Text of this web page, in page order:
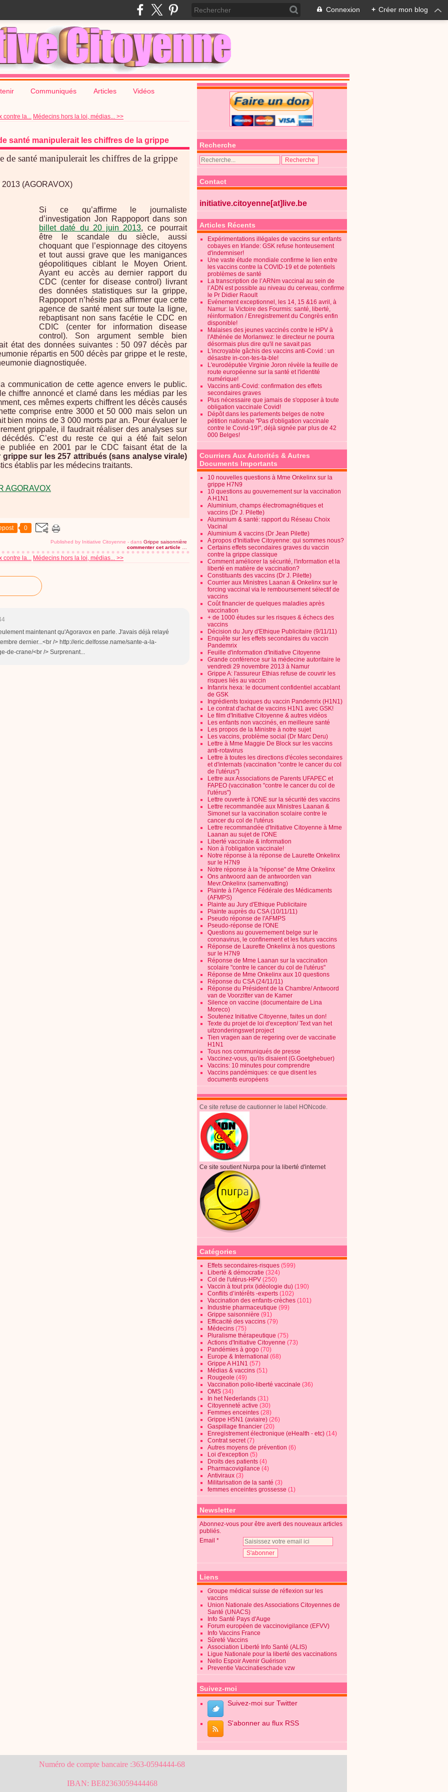
Connexion + Créer mon blog
Communiqués Articles Vidéos
contre la... Médecins hors la loi, médias... >>
santé manipulerait les chiffres de la grippe
de santé manipulerait les chiffres de la grippe
(AGORAVOX)
Si ce qu’affirme le journaliste
d’investigation Jon Rappoport dans son
billet daté du 20 juin 2013, ce pourrait
être le scandale du siècle, aussi
choquant que l’espionnage des citoyens
et tout aussi grave que les manigances
géopolitiques ciblant le Moyen Orient.
Ayant eu accès au dernier rapport du
CDC (center for disease control) livrant
des données statistiques sur la grippe,
Rappoport n’hésite pas affirmer que cette
agence de santé ment sur toute la ligne,
rebaptisant non sans facétie le CDC en
CDIC (center for information disease
control). Son argument semble bien
état des données suivantes : 50 097 décès par
répartis en 500 décès par grippe et le reste,
diagnostiquée.
communication de cette agence envers le public.
chiffre annoncé et clamé dans les médias par les
ces mêmes experts chiffrent les décès causés
comprise entre 3000 et 50 000 mais selon un
bien moins de 3 000 morts par an. Pour évaluer le
grippale, il faudrait réaliser des analyses sur
C’est du reste ce qui a été fait selon
publiée en 2001 par le CDC faisant état de la
grippe sur les 257 attribués (sans analyse virale)
établis par les médecins traitants.
AGORAVOX
0
Published by Initiative Citoyenne - dans Grippe saisonnière
commenter cet article
contre la... Médecins hors la loi, médias... >>
maintenant qu'Agoravox en parle. J'avais déjà relayé
dernier...<br /> http://eric.delfosse.name/sante-a-la-
de-crane/<br /> Surprenant...
Recherche
Contact
initiative.citoyenne[at]live.be
Articles Récents
Expérimentations illégales de vaccins sur enfants
cobayes en Irlande: GSK refuse honteusement
d'indemniser!
Une vaste étude mondiale confirme le lien entre
les vaccins contre la COVID-19 et de potentiels
problèmes de santé
La transcription de l’ARNm vaccinal au sein de
l’ADN est possible au niveau du cerveau, confirme
le Pr Didier Raoult
Evénement exceptionnel, les 14, 15 &16 avril, à
Namur: la Victoire des Fourmis: santé, liberté,
réinformation / Enregistrement du Congrès enfin
disponible!
Malaises des jeunes vaccinés contre le HPV à
l'Athénée de Morlanwez: le directeur ne pourra
désormais plus dire qu'il ne savait pas
L'incroyable gâchis des vaccins anti-Covid : un
désastre in-con-tes-ta-ble!
L'eurodéputée Virginie Joron révèle la feuille de
route européenne sur la santé et l'identité
numérique!
Vaccins anti-Covid: confirmation des effets
secondaires graves
Plus nécessaire que jamais de s'opposer à toute
obligation vaccinale Covid!
Dépôt dans les parlements belges de notre
pétition nationale "Pas d'obligation vaccinale
contre le Covid-19!", déjà signée par plus de 42
000 Belges!
Courriers Aux Autorités & Autres
Documents Importants
10 nouvelles questions à Mme Onkelinx sur la
grippe H7N9
10 questions au gouvernement sur la vaccination
A H1N1
Aluminium, champs électromagnétiques et
vaccins (Dr J. Pilette)
Aluminium & santé: rapport du Réseau Choix
Vacinal
Aluminium & vaccins (Dr Jean Pilette)
A propos d'Initiative Citoyenne: qui sommes nous?
Certains effets secondaires graves du vaccin
contre la grippe classique
Comment améliorer la sécurité, l'information et la
liberté en matière de vaccination?
Constituants des vaccins (Dr J. Pilette)
Courrier aux Ministres Laanan & Onkelinx sur le
forcing vaccinal via le remboursement sélectif de
vaccins
Coût financier de quelques maladies après
vaccination
+ de 1000 études sur les risques & échecs des
vaccins
Décision du Jury d'Ethique Publicitaire (9/11/11)
Enquête sur les effets secondaires du vaccin
Pandemrix
Feuille d'information d'Initiative Citoyenne
Grande conférence sur la médecine autoritaire le
vendredi 29 novembre 2013 à Namur
Grippe A: l'assureur Ethias refuse de couvrir les
risques liés au vaccin
Infanrix hexa: le document confidentiel accablant
de GSK
Ingrédients toxiques du vaccin Pandemrix (H1N1)
Le contrat d'achat de vaccins H1N1 avec GSK!
Le film d'Initiative Citoyenne & autres vidéos
Les enfants non vaccinés, en meilleure santé
Les propos de la Ministre à notre sujet
Les vaccins, problème social (Dr Marc Deru)
Lettre à Mme Maggie De Block sur les vaccins
anti-rotavirus
Lettre à toutes les directions d'écoles secondaires
et d'internats (vaccination "contre le cancer du col
de l'utérus")
Lettre aux Associations de Parents UFAPEC et
FAPEO (vaccination "contre le cancer du col de
l'utérus")
Lettre ouverte à l'ONE sur la sécurité des vaccins
Lettre recommandée aux Ministres Laanan &
Simonet sur la vaccination scolaire contre le
cancer du col de l'utérus
Lettre recommandée d'Initiative Citoyenne à Mme
Laanan au sujet de l'ONE
Liberté vaccinale & information
Non à l'obligation vaccinale!
Notre réponse à la réponse de Laurette Onkelinx
sur le H7N9
Notre réponse à la "réponse" de Mme Onkelinx
Ons antwoord aan de antwoorden van
Mevr.Onkelinx (samenvatting)
Plainte à l'Agence Fédérale des Médicaments
(AFMPS)
Plainte au Jury d'Ethique Publicitaire
Plainte auprès du CSA (10/11/11)
Pseudo réponse de l'AFMPS
Pseudo-réponse de l'ONE
Questions au gouvernement belge sur le
coronavirus, le confinement et les futurs vaccins
Réponse de Laurette Onkelinx à nos questions
sur le H7N9
Réponse de Mme Laanan sur la vaccination
scolaire "contre le cancer du col de l'utérus"
Réponse de Mme Onkelinx aux 10 questions
Réponse du CSA (24/11/11)
Réponse du Président de la Chambre/ Antwoord
van de Voorzitter van de Kamer
Silence on vaccine (documentaire de Lina
Moreco)
Soutenez Initiative Citoyenne, faites un don!
Texte du projet de loi d'exception/ Text van het
uitzonderingswet project
Tien vragen aan de regering over de vaccinatie
H1N1
Tous nos communiqués de presse
Vaccinez-vous, qu'ils disaient (G.Goetghebuer)
Vaccins: 10 minutes pour comprendre
Vaccins pandémiques: ce que disent les
documents européens
Ce site refuse de cautionner le label HONcode.
Ce site soutient Nurpa pour la liberté d'internet
Catégories
Effets secondaires-risques (599)
Liberté & démocratie (324)
Col de l'utérus-HPV (250)
Vaccin à tout prix (idéologie du) (190)
Conflits d’intérêts -experts (102)
Vaccination des enfants-crèches (101)
Industrie pharmaceutique (99)
Grippe saisonnière (91)
Efficacité des vaccins (79)
Médecins (75)
Pluralisme thérapeutique (75)
Actions d'Initiative Citoyenne (73)
Pandémies à gogo (70)
Europe & International (68)
Grippe A H1N1 (57)
Médias & vaccins (51)
Rougeole (49)
Vaccination polio-liberté vaccinale (36)
OMS (34)
In het Nederlands (31)
Citoyenneté active (30)
Femmes enceintes (28)
Grippe H5N1 (aviaire) (26)
Gaspillage financier (20)
Enregistrement électronique (eHealth - etc) (14)
Contrat secret(7)
Autres moyens de prévention (6)
Loi d'exception (5)
Droits des patients (4)
Pharmacovigilance (4)
Antiviraux (3)
Militarisation de la santé (3)
femmes enceintes grossesse (1)
Newsletter
Abonnez-vous pour être averti des nouveaux articles
publiés.
Email
Liens
Groupe médical suisse de réflexion sur les
vaccins
Union Nationale des Associations Citoyennes de
Santé (UNACS)
Info Santé Pays d'Auge
Forum européen de vaccinovigilance (EFVV)
Info Vaccins France
Sûreté Vaccins
Association Liberté Info Santé (ALIS)
Ligue Nationale pour la liberté des vaccinations
Nello Espoir Avenir Guérison
Preventie Vaccinatieschade vzw
Suivez-moi
Suivez-moi sur Twitter
S'abonner au flux RSS
Numéro de compte bancaire :363-0594444-68
IBAN: BE82363059444468